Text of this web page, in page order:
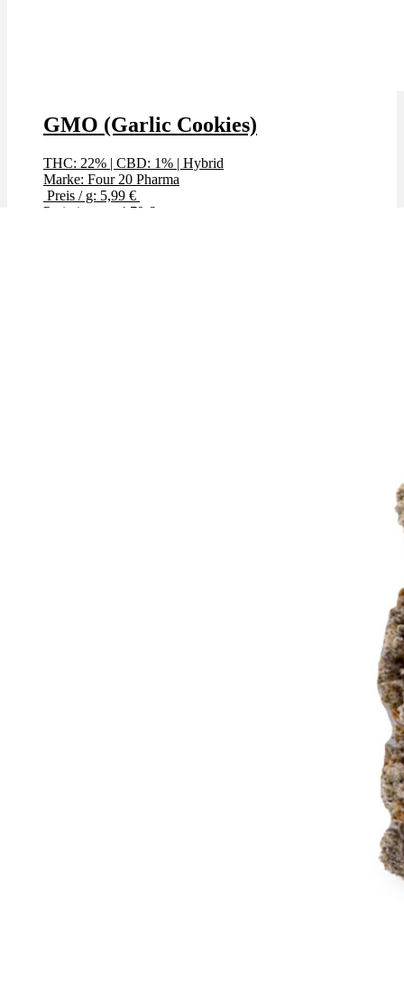
GMO (Garlic Cookies)
THC: 22% | CBD: 1% | Hybrid
Marke: Four 20 Pharma
Preis / g: 5,99 €
Preis / g: nur 4,79 €